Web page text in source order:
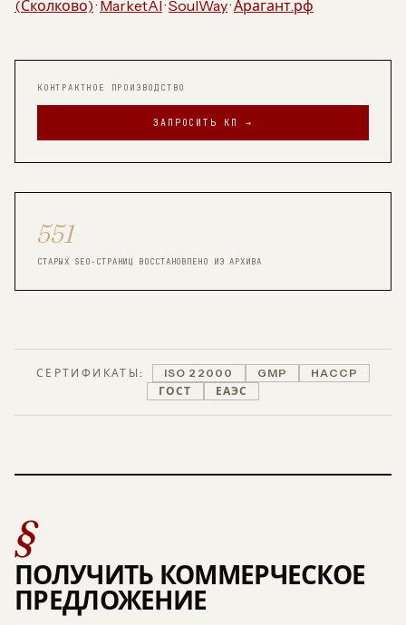
(Сколково)· MarketAI·SoulWay·Арагант.рф
КОНТРАКТНОЕ ПРОИЗВОДСТВО
ЗАПРОСИТЬ КП →
551
СТАРЫХ SEO-СТРАНИЦ ВОССТАНОВЛЕНО ИЗ АРХИВА
СЕРТИФИКАТЫ: ISO 22000 GMP
HACCP
ГОСТ
ЕАЭС
§
ПОЛУЧИТЬ КОММЕРЧЕСКОЕ
ПРЕДЛОЖЕНИЕ